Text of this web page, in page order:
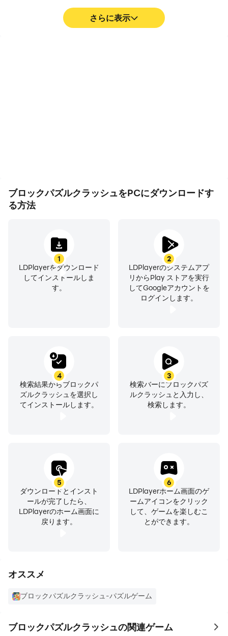
さらに表示
ブロックパズルクラッシュをPCにダウンロードす
る方法
1
LDPlayerをダウンロード
してインストールしま
す。
2
LDPlayerのシステムアプ
リからPlay ストアを実行
してGoogleアカウントを
ログインします。
3
検索バーにブロックパズ
ルクラッシュと入力し、
検索します。
4
検索結果からブロックパ
ズルクラッシュを選択し
てインストールします。
5
ダウンロードとインスト
ールが完了したら、
LDPlayerのホーム画面に
戻ります。
6
LDPlayerホーム画面のゲ
ームアイコンをクリック
して、ゲームを楽しむこ
とができます。
オススメ
ブロックパズルクラッシュ-パズルゲーム
ブロックパズルクラッシュの関連ゲーム to